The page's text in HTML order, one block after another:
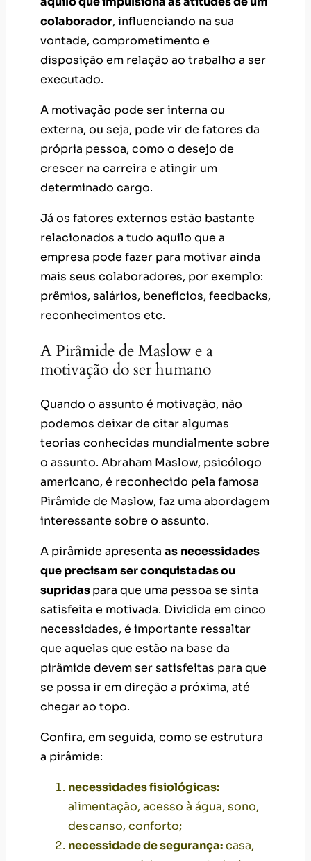
colaborador, influenciando na sua
vontade, comprometimento e
disposição em relação ao trabalho a ser
executado.
A motivação pode ser interna ou
externa, ou seja, pode vir de fatores da
própria pessoa, como o desejo de
crescer na carreira e atingir um
determinado cargo.
Já os fatores externos estão bastante
relacionados a tudo aquilo que a
empresa pode fazer para motivar ainda
mais seus colaboradores, por exemplo:
prêmios, salários, benefícios, feedbacks,
reconhecimentos etc.
A Pirâmide de Maslow e a
motivação do ser humano
Quando o assunto é motivação, não
podemos deixar de citar algumas
teorias conhecidas mundialmente sobre
o assunto. Abraham Maslow, psicólogo
americano, é reconhecido pela famosa
Pirâmide de Maslow, faz uma abordagem
interessante sobre o assunto.
A pirâmide apresenta as necessidades
que precisam ser conquistadas ou
supridaspara que uma pessoa se sinta
satisfeita e motivada. Dividida em cinco
necessidades, é importante ressaltar
que aquelas que estão na base da
pirâmide devem ser satisfeitas para que
se possa ir em direção a próxima, até
chegar ao topo.
Confira, em seguida, como se estrutura
a pirâmide:
necessidades fisiológicas:
alimentação, acesso à água, sono,
descanso, conforto;
necessidade de segurança:casa,